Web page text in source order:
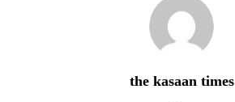
the kasaan times